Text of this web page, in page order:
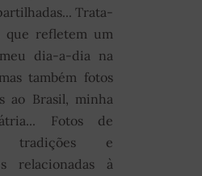
Trata-
que refletem um
dia-a-dia na
também fotos
ao Brasil, minha
Fotos de
tradições e
relacionadas à